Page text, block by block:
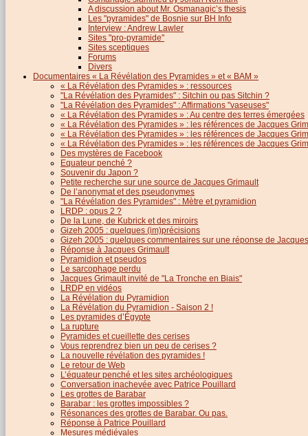
A discussion about Mr. Osmanagic’s thesis
Les "pyramides" de Bosnie sur BH Info
Interview : Andrew Lawler
Sites "pro-pyramide"
Sites sceptiques
Forums
Divers
Documentaires « La Révélation des Pyramides » et « BAM »
« La Révélation des Pyramides » : ressources
"La Révélation des Pyramides" : Sitchin ou pas Sitchin ?
"La Révélation des Pyramides" : Affirmations "vaseuses"
« La Révélation des Pyramides » : Au centre des terres émergées
« La Révélation des Pyramides » : les références de Jacques
« La Révélation des Pyramides » : les références de Jacques
« La Révélation des Pyramides » : les références de Jacques
Des mystères de Facebook
Equateur penché ?
Souvenir du Japon ?
Petite recherche sur une source de Jacques Grimault
De l’anonymat et des pseudonymes
"La Révélation des Pyramides" : Mètre et pyramidion
LRDP : opus 2 ?
De la Lune, de Kubrick et des miroirs
Gizeh 2005 : quelques (im)précisions
Gizeh 2005 : quelques commentaires sur une réponse de
Réponse à Jacques Grimault
Pyramidion et pseudos
Le sarcophage perdu
Jacques Grimault invité de "La Tronche en Biais"
LRDP en vidéos
La Révélation du Pyramidion
La Révélation du Pyramidion - Saison 2 !
Les pyramides d’Égypte
La rupture
Pyramides et cueillette des cerises
Vous reprendrez bien un peu de cerises ?
La nouvelle révélation des pyramides !
Le retour de Web
L’équateur penché et les sites archéologiques
Conversation inachevée avec Patrice Pouillard
Les grottes de Barabar
Barabar : les grottes impossibles ?
Résonances des grottes de Barabar. Ou pas.
Réponse à Patrice Pouillard
Mesures médiévales